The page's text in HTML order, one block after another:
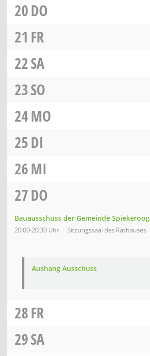
20DO
21 FR
22SA
23SO
24MO
25DI
26MI
27DO
Bauausschuss der Gemeinde Spiekeroog
20:00-20:30 Uhr Sitzungssaal des Rathauses
Aushang Ausschuss
28FR
29SA